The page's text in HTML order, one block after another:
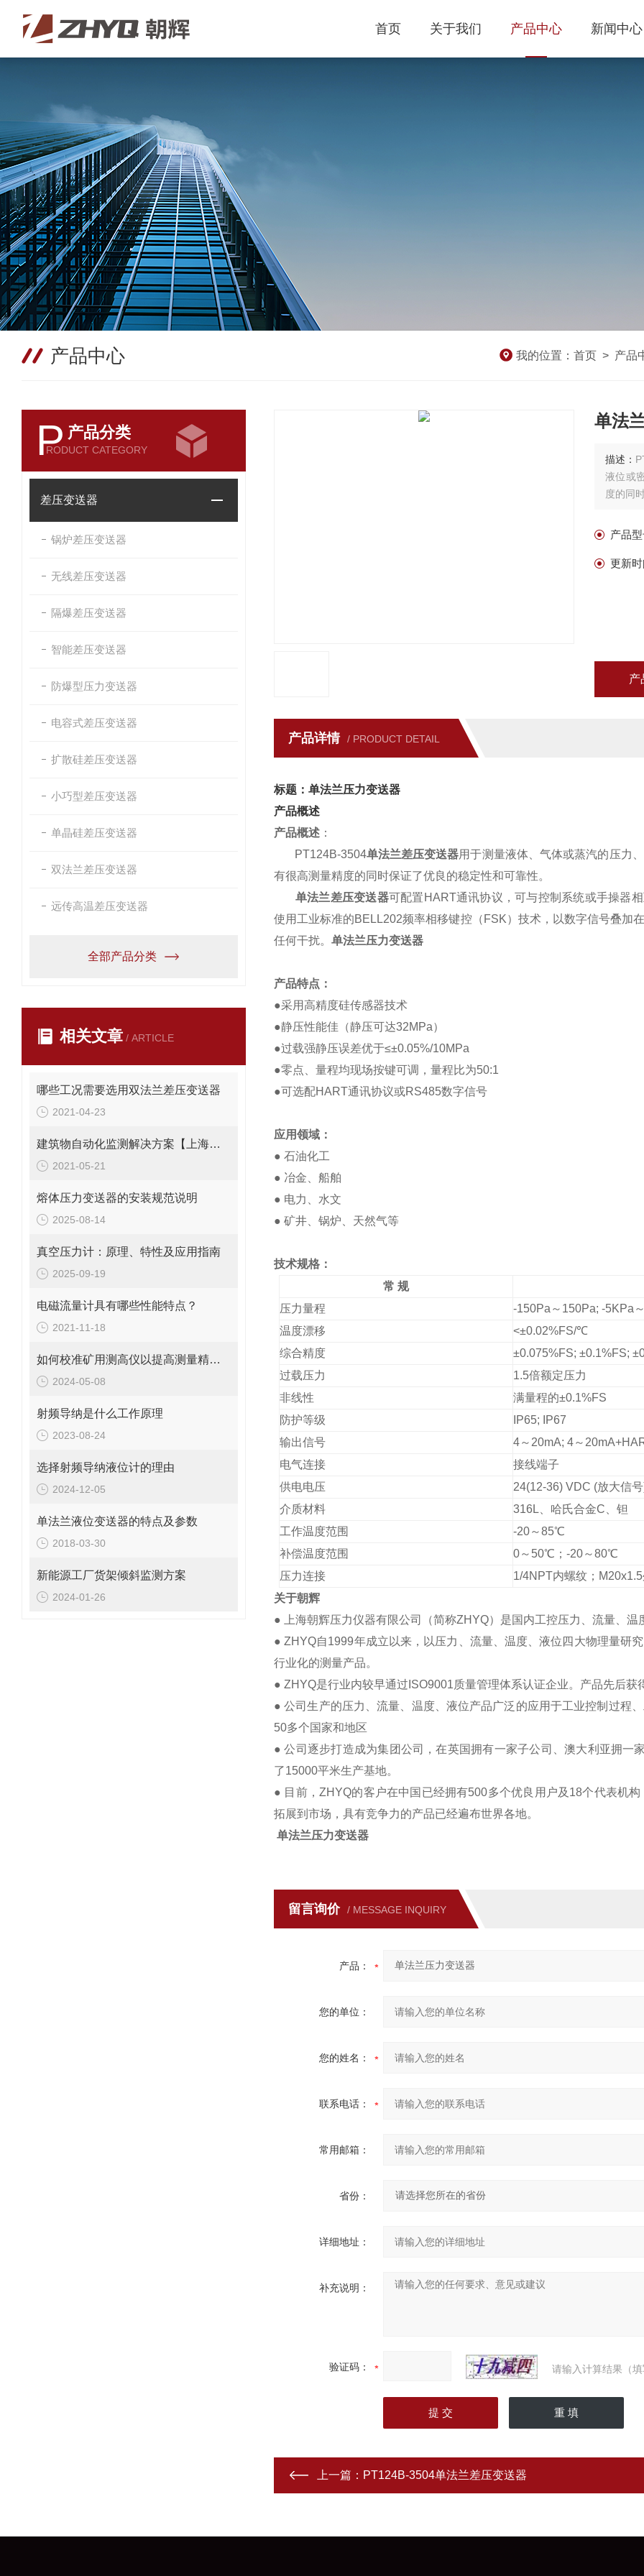
首页 关于我们 产品中心 新闻中心
产品中心 我的位置： 首页 > 产品
P 产品分类
RODUCT CATEGORY
差压变送器
锅炉差压变送器
无线差压变送器
隔爆差压变送器
智能差压变送器
防爆型压力变送器
电容式差压变送器
扩散硅差压变送器
小巧型差压变送器
单晶硅差压变送器
双法兰差压变送器
远传高温差压变送器
全部产品分类
相关文章 / ARTICLE
哪些工况需要选用双法兰差压变送器
2021-04-23
建筑物自动化监测解决方案【上海朝辉沉降自动化监测】
2021-05-21
熔体压力变送器的安装规范说明
2025-08-14
真空压力计：原理、特性及应用指南
2025-09-19
电磁流量计具有哪些性能特点？
2021-11-18
如何校准矿用测高仪以提高测量精度？
2024-05-08
射频导纳是什么工作原理
2023-08-24
选择射频导纳液位计的理由
2024-12-05
单法兰液位变送器的特点及参数
2018-03-30
新能源工厂货架倾斜监测方案
2024-01-26
单法
描述：
液位或
度的同
产品
更新
产
产品详情 / PRODUCT DETAIL
标题：单法兰压力变送器
产品概述
产品概述 ：
PT124B-3504单法兰差压变送器用于测量液体、气体或蒸汽的压力
有很高测量精度的同时保证了优良的稳定性和可靠性。
单法兰差压变送器可配置HART通讯协议，可与控制系统或手操器
使用工业标准的BELL202频率相移键控（FSK）技术，以数字信号叠加
任何干扰。 单法兰压力变送器
产品特点：
●采用高精度硅传感器技术
●静压性能佳（静压可达32MPa）
●过载强静压误差优于≤±0.05%/10MPa
●零点、量程均现场按键可调，量程比为50:1
●可选配HART通讯协议或RS485数字信号
应用领域：
● 石油化工
● 冶金、船舶
● 电力、水文
● 矿井、锅炉、天然气等
技术规格：
常 规
压力量程
-150Pa ～ 150Pa; -5KPa
温度漂移
<±0.02%FS/℃
综合精度
±0.075%FS; ±0.1%FS;
过载压力
1.5倍额定压力
非线性
满量程的±0.1%FS
防护等级
IP65; IP67
输出信号
4～ 20mA; 4～
电气连接
接线端子
供电电压
24(12-36) VDC (放大信号
介质材料
316L 、哈氏合金C 、钽
工作温度范围
-20～85℃
补偿温度范围
0～ 50℃；-20～80℃
压力连接
1/4NPT内螺纹； M20x1.5
关于朝辉
● 上海朝辉压力仪器有限公司（简称ZHYQ）是国内工控压力、流量、
● ZHYQ自1999年成立以来，以压力、流量、温度、液位四大物理量研
行业化的测量产品。
● ZHYQ是行业内较早通过ISO9001质量管理体系认证企业。产品先后
● 公司生产的压力、流量、温度、液位产品广泛的应用于工业控制过程
50多个国家和地区
● 公司逐步打造成为集团公司，在英国拥有一家子公司、澳大利亚拥
了15000平米生产基地。
● 目前，ZHYQ的客户在中国已经拥有500多个优良用户及18个代表机
拓展到市场，具有竞争力的产品已经遍布世界各地。
单法兰压力变送器
留言询价 / MESSAGE INQUIRY
产品：
您的单位：
您的姓名：
联系电话：
常用邮箱：
省份：
详细地址：
补充说明：
验证码： 请输入计算结果（
上一篇： PT124B-3504单法兰差压变送器